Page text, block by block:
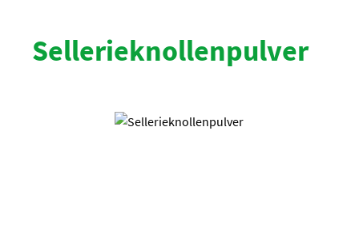
Sellerieknollenpulver
Bildergalerie überspringen